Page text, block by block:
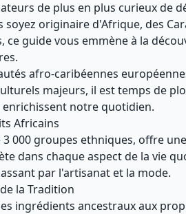
de plus en plus curieux de
originaire d'Afrique, des
ce guide vous emmène à la
afro-caribéennes
majeurs, il est temps de
enrichissent notre quotidien.
Africains
3 000 groupes ethniques, offre
dans chaque aspect de la vie
par l'artisanat et la mode.
la Tradition
ingrédients ancestraux aux